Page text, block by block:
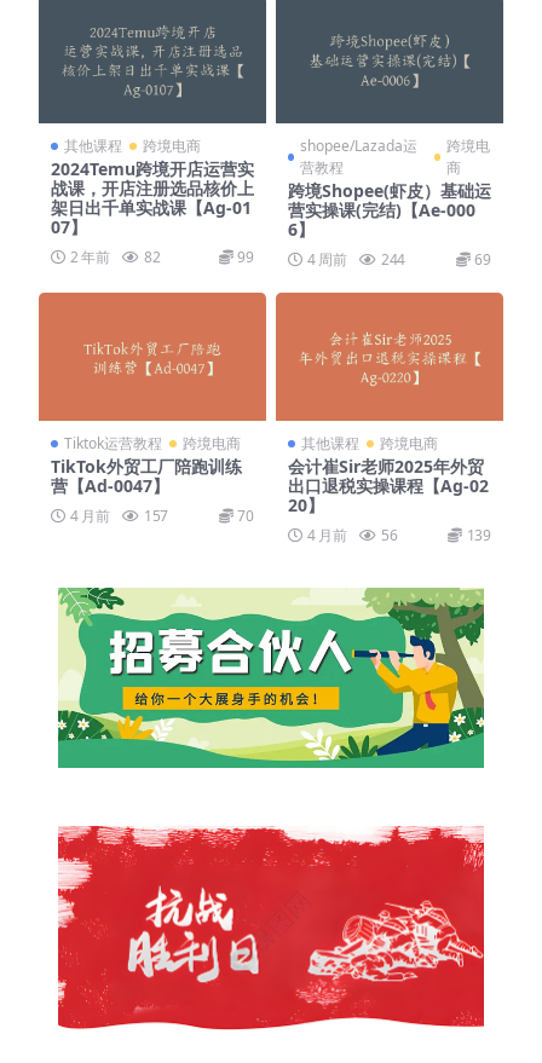
其他课程 跨境电商
2024Temu跨境开店运营实
战课，开店注册选品核价上
架日出千单实战课【Ag-01
07】
2 年前 82 99
shopee/Lazada运
营教程
跨境电
商
跨境Shopee(虾皮）基础运
营实操课(完结)【Ae-000
6】
4 周前 244 69
Tiktok运营教程 跨境电商
TikTok外贸工厂陪跑训练
营【Ad-0047】
4 月前 157 70
其他课程 跨境电商
会计崔Sir老师2025年外贸
出口退税实操课程【Ag-02
20】
4 月前 56 139